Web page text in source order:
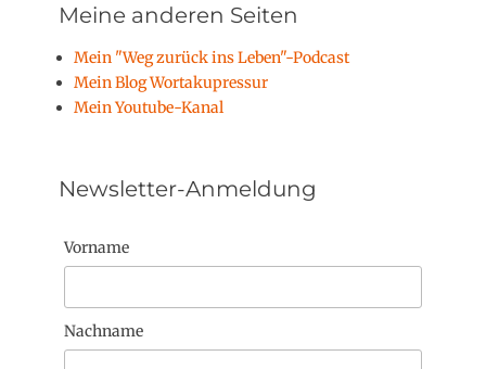
Meine anderen Seiten
Mein "Weg zurück ins Leben"-Podcast
Mein Blog Wortakupressur
Mein Youtube-Kanal
Newsletter-Anmeldung
Vorname
Nachname